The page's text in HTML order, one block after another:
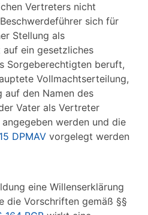
Vertreters nicht
sich für
Stellung als
ein gesetzliches
Sorgeberechtigten beruft,
Vollmachtserteilung,
auf den Namen des
Vater als Vertreter
angegeben werden und die
DPMAV vorgelegt werden
eine Willenserklärung
die Vorschriften gemäß §§